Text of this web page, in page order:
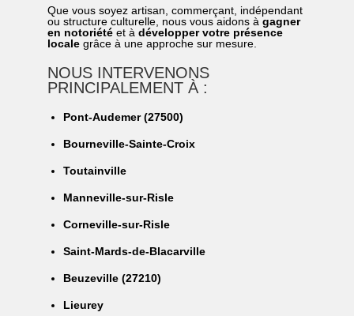
Que vous soyez artisan, commerçant, indépendant
ou structure culturelle, nous vous aidons à gagner
en notoriété et à développer votre présence
locale grâce à une approche sur mesure.
NOUS INTERVENONS
PRINCIPALEMENT À :
Pont-Audemer (27500)
Bourneville-Sainte-Croix
Toutainville
Manneville-sur-Risle
Corneville-sur-Risle
Saint-Mards-de-Blacarville
Beuzeville (27210)
Lieurey